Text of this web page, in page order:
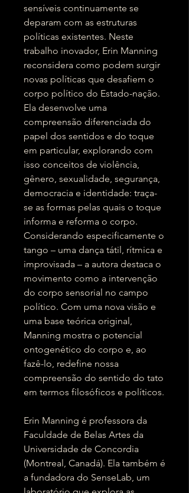
sensíveis continuamente se
deparam com as estruturas
políticas existentes. Neste
trabalho inovador, Erin Manning
reconsidera como podem surgir
novas políticas que desafiem o
corpo político do Estado-nação.
Ela desenvolve uma
compreensão diferenciada do
papel dos sentidos e do toque
em particular, explorando com
isso conceitos de violência,
gênero, sexualidade, segurança,
democracia e identidade: traça-
se as formas pelas quais o toque
informa e reforma o corpo.
Considerando especificamente o
tango – uma dança tátil, rítmica e
improvisada – a autora destaca o
movimento como a intervenção
do corpo sensorial no campo
político. Com uma nova visão e
uma base teórica original,
Manning mostra o potencial
ontogenético do corpo e, ao
fazê-lo, redefine nossa
compreensão do sentido do tato
em termos filosóficos e políticos.
Erin Manning é professora da
Faculdade de Belas Artes da
Universidade de Concordia
(Montreal, Canadá). Ela também é
a fundadora do SenseLab, um